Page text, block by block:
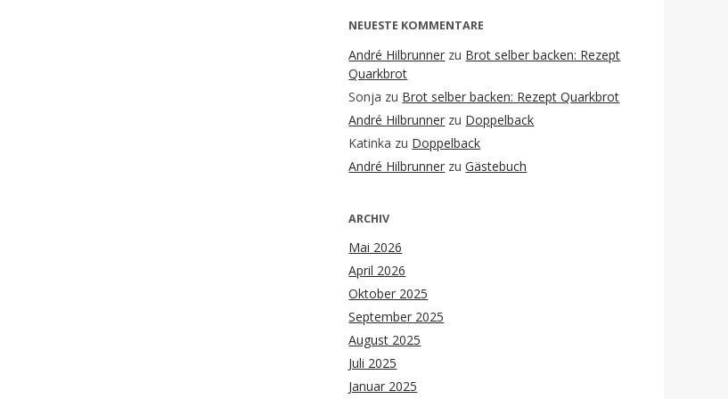
NEUESTE KOMMENTARE
André Hilbrunner zu Brot selber backen: Rezept
Quarkbrot
Sonja zu Brot selber backen: Rezept Quarkbrot
André Hilbrunner zu Doppelback
Katinka zu Doppelback
André Hilbrunner zuGästebuch
ARCHIV
Mai 2026
April 2026
Oktober 2025
September 2025
August 2025
Juli 2025
Januar 2025